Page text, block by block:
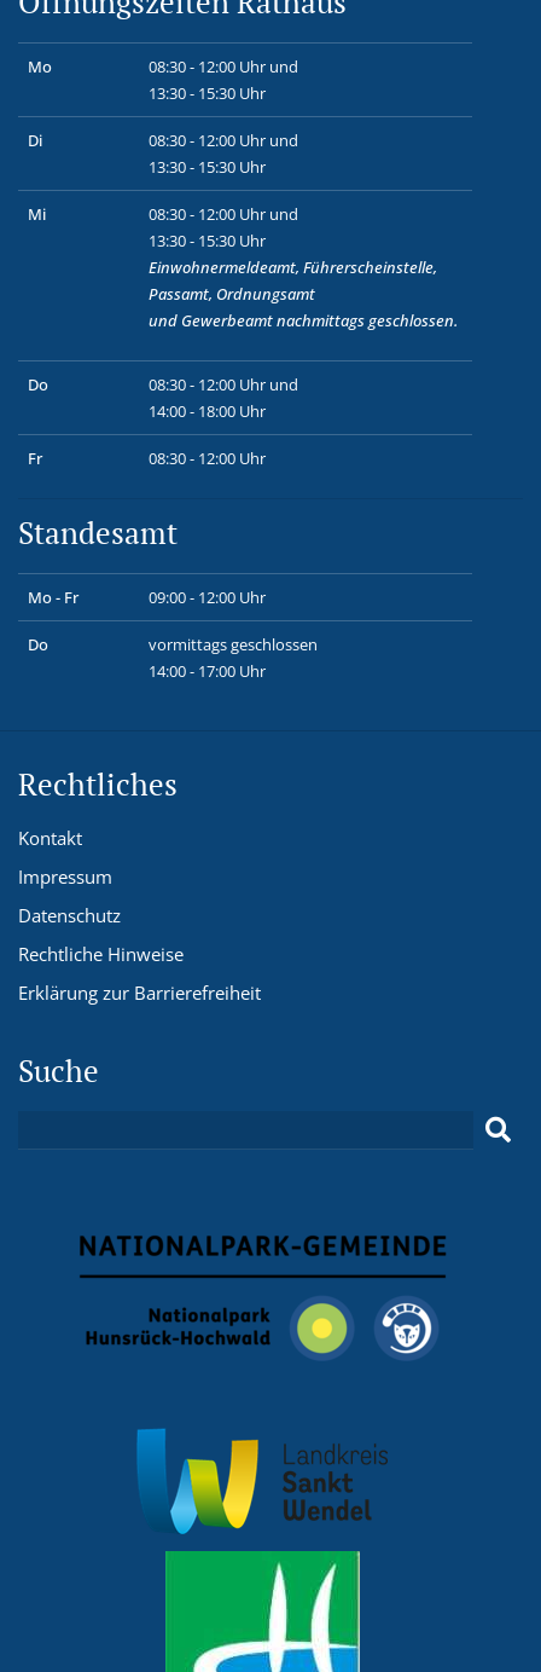
Mo
08:30 - 12:00 Uhr und
13:30 - 15:30 Uhr
Di
08:30 - 12:00 Uhr und
13:30 - 15:30 Uhr
Mi
08:30 - 12:00 Uhr und
13:30 - 15:30 Uhr
Einwohnermeldeamt, Führerscheinstelle,
Passamt, Ordnungsamt
und Gewerbeamtnachmittags geschlossen.
Do
08:30 - 12:00 Uhr und
14:00 - 18:00 Uhr
Fr 08:30 - 12:00 Uhr
Standesamt
Mo - Fr 09:00 - 12:00 Uhr
Do
vormittags geschlossen
14:00 - 17:00 Uhr
Rechtliches
Kontakt
Impressum
Datenschutz
Rechtliche Hinweise
Erklärung zur Barrierefreiheit
Suche